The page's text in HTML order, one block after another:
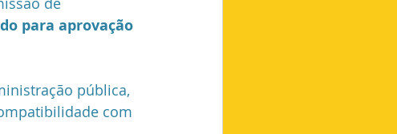
Futebol
para aprovação
pública,
com